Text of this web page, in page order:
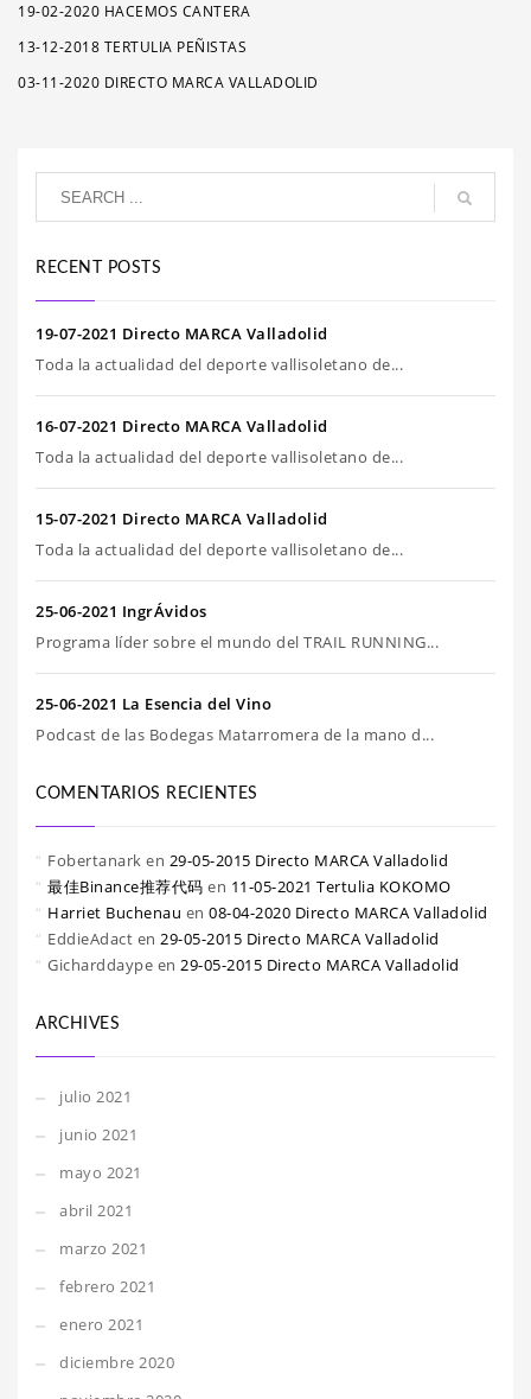
19-02-2020 HACEMOS CANTERA
13-12-2018 TERTULIA PEÑISTAS
03-11-2020 DIRECTO MARCA VALLADOLID
RECENT POSTS
19-07-2021 Directo MARCA Valladolid
Toda la actualidad del deporte vallisoletano de...
16-07-2021 Directo MARCA Valladolid
Toda la actualidad del deporte vallisoletano de...
15-07-2021 Directo MARCA Valladolid
Toda la actualidad del deporte vallisoletano de...
25-06-2021 IngrÁvidos
Programa líder sobre el mundo del TRAIL RUNNING...
25-06-2021 La Esencia del Vino
Podcast de las Bodegas Matarromera de la mano d...
COMENTARIOS RECIENTES
Fobertanark en 29-05-2015 Directo MARCA Valladolid
最佳Binance推荐代码 en 11-05-2021 Tertulia KOKOMO
Harriet Buchenau en 08-04-2020 Directo MARCA Valladolid
EddieAdact en 29-05-2015 Directo MARCA Valladolid
Gicharddaype en 29-05-2015 Directo MARCA Valladolid
ARCHIVES
julio 2021
junio 2021
mayo 2021
abril 2021
marzo 2021
febrero 2021
enero 2021
diciembre 2020